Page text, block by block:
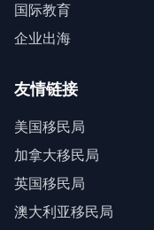
国际教育
企业出海
友情链接
美国移民局
加拿大移民局
英国移民局
澳大利亚移民局